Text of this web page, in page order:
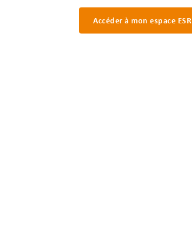
Accéder à mon espace ESR